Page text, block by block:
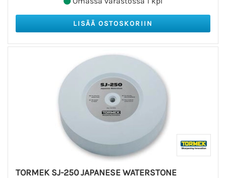
TORMEK SJ-250 JAPANESE WATERSTONE